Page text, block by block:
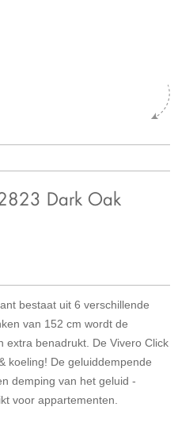
Dark Oak
bestaat uit 6 verschillende
van 152 cm wordt de
extra benadrukt. De Vivero Click
koeling! De geluiddempende
demping van het geluid -
voor appartementen.